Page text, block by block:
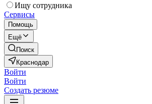
Ищу сотрудника
Сервисы
Помощь
Ещё
Поиск
Краснодар
Войти
Войти
Создать резюме